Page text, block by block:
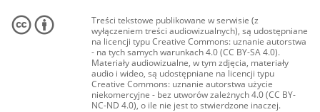
Treści tekstowe publikowane w serwisie (z
wyłączeniem treści audiowizualnych), są udostępniane
na licencji typu Creative Commons: uznanie autorstwa
- na tych samych warunkach 4.0 (CC BY-SA 4.0).
Materiały audiowizualne, w tym zdjęcia, materiały
audio i wideo, są udostępniane na licencji typu
Creative Commons: uznanie autorstwa użycie
niekomercyjne - bez utworów zależnych 4.0 (CC BY-
NC-ND 4.0), o ile nie jest to stwierdzone inaczej.